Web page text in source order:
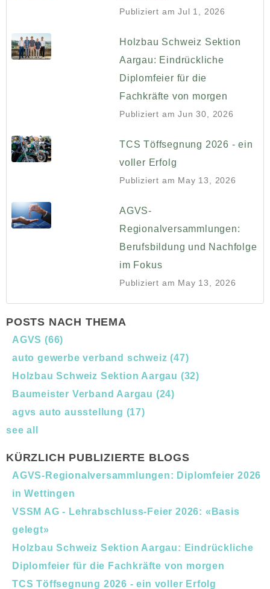
Publiziert am Jul 1, 2026
Holzbau Schweiz Sektion
Aargau: Eindrückliche
Diplomfeier für die
Fachkräfte von morgen
Publiziert am Jun 30, 2026
TCS Töffsegnung 2026 - ein
voller Erfolg
Publiziert am May 13, 2026
AGVS-
Regionalversammlungen:
Berufsbildung und Nachfolge
im Fokus
Publiziert am May 13, 2026
POSTS NACH THEMA
AGVS (66)
auto gewerbe verband schweiz(47)
Holzbau Schweiz Sektion Aargau (32)
Baumeister Verband Aargau (24)
agvs auto ausstellung (17)
see all
KÜRZLICH PUBLIZIERTE BLOGS
AGVS-Regionalversammlungen: Diplomfeier 2026
in Wettingen
VSSM AG - Lehrabschluss-Feier 2026: «Basis
gelegt»
Holzbau Schweiz Sektion Aargau: Eindrückliche
Diplomfeier für die Fachkräfte von morgen
TCS Töffsegnung 2026 - ein voller Erfolg